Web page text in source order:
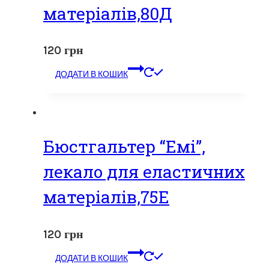
матеріалів,80Д
120 грн
ДОДАТИ В КОШИК
Бюстгальтер “Емі”,
лекало для еластичних
матеріалів,75Е
120 грн
ДОДАТИ В КОШИК